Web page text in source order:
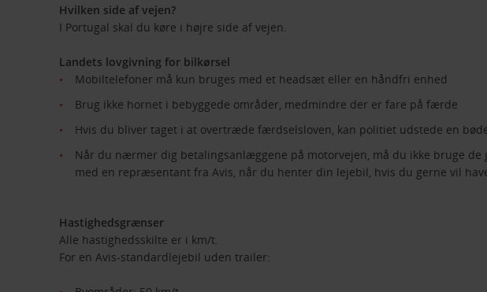
Hvilken side af vejen?
I Portugal skal du køre i højre side af vejen.
Landets lovgivning for bilkørsel
Mobiltelefoner må kun bruges med et headsæt eller en håndfri enhed
Brug ikke hornet i bebyggede områder, medmindre der er fare på færde
Hvis du bliver taget i at overtræde færdselsloven, kan politiet udstede en
Når du nærmer dig betalingsanlæggene på motorvejen, må du ikke bruge
med en repræsentant fra Avis, når du henter din lejebil, hvis du gerne vil
Hastighedsgrænser
Alle hastighedsskilte er i km/t.
For en Avis-standardlejebil uden trailer: